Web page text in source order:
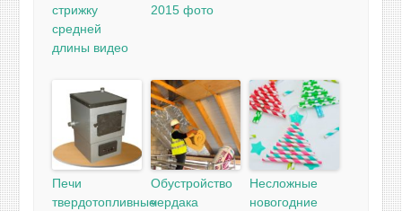
стрижку
средней
длины видео
2015 фото
Печи
твердотопливные
Обустройство
чердака
Несложные
новогодние